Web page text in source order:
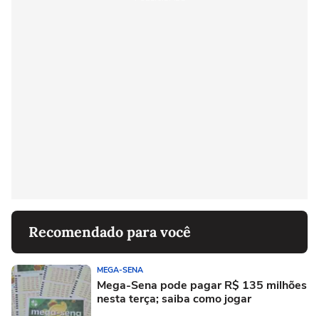
Recomendado para você
MEGA-SENA
Mega-Sena pode pagar R$ 135 milhões
nesta terça; saiba como jogar